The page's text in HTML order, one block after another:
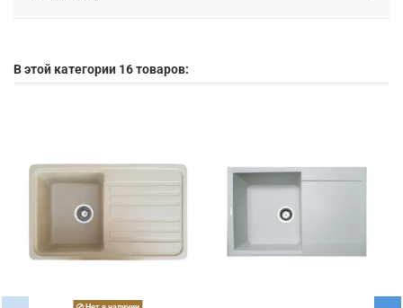
В этой категории 16 товаров: